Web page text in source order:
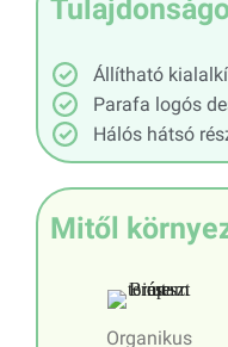
Állítható
Parafa logós
Hálós hátsó
Mitől
Organikus